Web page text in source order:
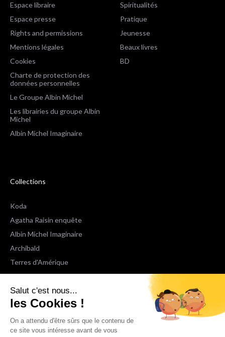
Salut c'est nous...
les Cookies !
On a attendu d'être sûrs que le contenu de
ce site vous intéresse avant de vous
Espace libraire
Espace presse
Rights and permissions
Mentions légales
Cookies
Charte de protection des
données personnelles
Le Groupe Albin Michel
Les librairies du groupe Albin
Michel
Albin Michel Imaginaire
Spiritualités
Pratique
Jeunesse
Beaux livres
BD
Collections
Koda
Agatha Raisin enquête
Albin Michel Imaginaire
Archibald
Terres d'Amérique
Espaces Libres Poche
NOX
Wiz
Voir toutes les collections